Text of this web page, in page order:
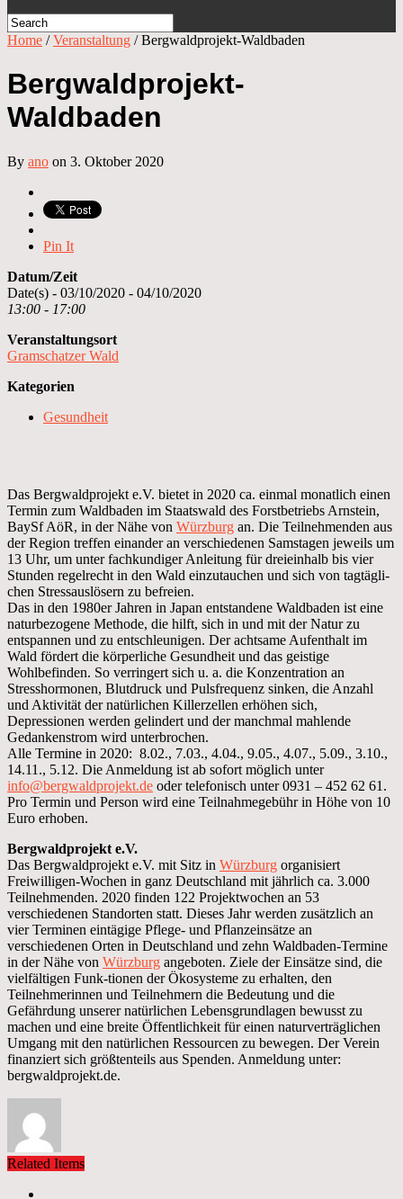
Home /Veranstaltung /Bergwaldprojekt-Waldbaden
Bergwaldprojekt-
Waldbaden
By ano on 3. Oktober 2020
Pin It
Datum/Zeit
Date(s) - 03/10/2020 - 04/10/2020
13:00 - 17:00
Veranstaltungsort
Gramschatzer Wald
Kategorien
Gesundheit
Das Bergwaldprojekt e.V. bietet in 2020 ca. einmal monatlich einen
Termin zum Waldbaden im Staatswald des Forstbetriebs Arnstein,
BaySf AöR, in der Nähe von Würzburg an. Die Teilnehmenden aus
der Region treffen einander an verschiedenen Samstagen jeweils um
13 Uhr, um unter fachkundiger Anleitung für dreieinhalb bis vier
Stunden regelrecht in den Wald einzutauchen und sich von tagtägli-
chen Stressauslösern zu befreien.
Das in den 1980er Jahren in Japan entstandene Waldbaden ist eine
naturbezogene Methode, die hilft, sich in und mit der Natur zu
entspannen und zu entschleunigen. Der achtsame Aufenthalt im
Wald fördert die körperliche Gesundheit und das geistige
Wohlbefinden. So verringert sich u. a. die Konzentration an
Stresshormonen, Blutdruck und Pulsfrequenz sinken, die Anzahl
und Aktivität der natürlichen Killerzellen erhöhen sich,
Depressionen werden gelindert und der manchmal mahlende
Gedankenstrom wird unterbrochen.
Alle Termine in 2020: 8.02., 7.03., 4.04., 9.05., 4.07., 5.09., 3.10.,
14.11., 5.12. Die Anmeldung ist ab sofort möglich unter
info@bergwaldprojekt.de oder telefonisch unter 0931 – 452 62 61.
Pro Termin und Person wird eine Teilnahmegebühr in Höhe von 10
Euro erhoben.
Bergwaldprojekt e.V.
Das Bergwaldprojekt e.V. mit Sitz in Würzburg organisiert
Freiwilligen-Wochen in ganz Deutschland mit jährlich ca. 3.000
Teilnehmenden. 2020 finden 122 Projektwochen an 53
verschiedenen Standorten statt. Dieses Jahr werden zusätzlich an
vier Terminen eintägige Pflege- und Pflanzeinsätze an
verschiedenen Orten in Deutschland und zehn Waldbaden-Termine
in der Nähe von Würzburg angeboten. Ziele der Einsätze sind, die
vielfältigen Funk-tionen der Ökosysteme zu erhalten, den
Teilnehmerinnen und Teilnehmern die Bedeutung und die
Gefährdung unserer natürlichen Lebensgrundlagen bewusst zu
machen und eine breite Öffentlichkeit für einen naturverträglichen
Umgang mit den natürlichen Ressourcen zu bewegen. Der Verein
finanziert sich größtenteils aus Spenden. Anmeldung unter:
bergwaldprojekt.de.
Related Items